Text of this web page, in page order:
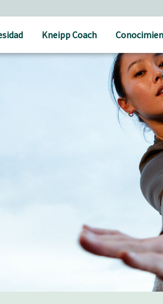
Kneipp Coach